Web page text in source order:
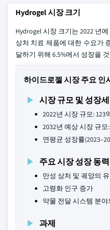
Hydrogel 시장 크기
Hydrogel 시장 크기는 2022 년
상처 치료 제품에 대한 수요가
달하기 위해 6.5%에서 성장을
하이드로젤 시장 주요 인
시장 규모 및 성장세
2022년 시장 규모: 123
2032년 예상 시장 규모
연평균 성장률
주요 시장 성장 동력
만성 상처 및 궤양의
고령화 인구 증가
약물 전달 시스템 분야
과제